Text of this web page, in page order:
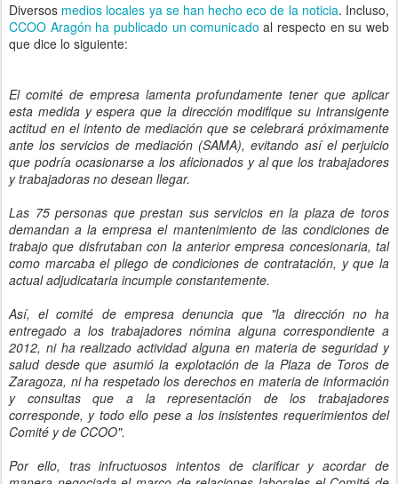
Diversos medios locales ya se han hecho eco de la noticia. Incluso,
CCOO Aragón ha publicado un comunicado al respecto en su web
que dice lo siguiente:
El comité de empresa lamenta profundamente tener que aplicar
esta medida y espera que la dirección modifique su intransigente
actitud en el intento de mediación que se celebrará próximamente
ante los servicios de mediación (SAMA), evitando así el perjuicio
que podría ocasionarse a los aficionados y al que los trabajadores
y trabajadoras no desean llegar.
Las 75 personas que prestan sus servicios en la plaza de toros
demandan a la empresa el mantenimiento de las condiciones de
trabajo que disfrutaban con la anterior empresa concesionaria, tal
como marcaba el pliego de condiciones de contratación, y que la
actual adjudicataria incumple constantemente.
Así, el comité de empresa denuncia que "la dirección no ha
entregado a los trabajadores nómina alguna correspondiente a
2012, ni ha realizado actividad alguna en materia de seguridad y
salud desde que asumió la explotación de la Plaza de Toros de
Zaragoza, ni ha respetado los derechos en materia de información
y consultas que a la representación de los trabajadores
corresponde, y todo ello pese a los insistentes requerimientos del
Comité y de CCOO".
Por ello, tras infructuosos intentos de clarificar y acordar de